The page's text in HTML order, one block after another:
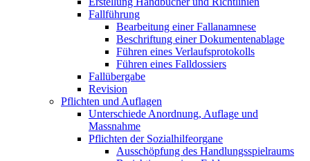
Fallführung
Bearbeitung einer Fallanamnese
Beschriftung einer Dokumentenablage
Führen eines Verlaufsprotokolls
Führen eines Falldossiers
Fallübergabe
Revision
Pflichten und Auflagen
Unterschiede Anordnung, Auflage und
Massnahme
Pflichten der Sozialhilfeorgane
Ausschöpfung des Handlungsspielraums